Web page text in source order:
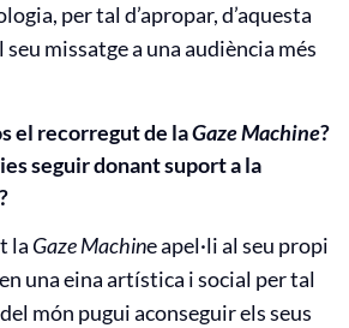
per tal d’apropar, d’aquesta
missatge a una audiència més
el recorregut de laGaze Machine?
seguir donant suport a la
la Gaze Machine apel·li al seu propi
una eina artística i social per tal
món pugui aconseguir els seus